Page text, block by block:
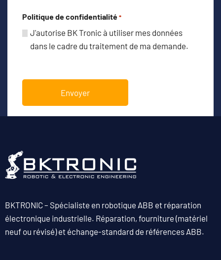
Politique de confidentialité *
J'autorise BK Tronic à utiliser mes données
dans le cadre du traitement de ma demande.
BKTRONIC – Spécialiste en robotique ABB et réparation
électronique industrielle. Réparation, fourniture (matériel
neuf ou révisé) et échange-standard de références ABB.